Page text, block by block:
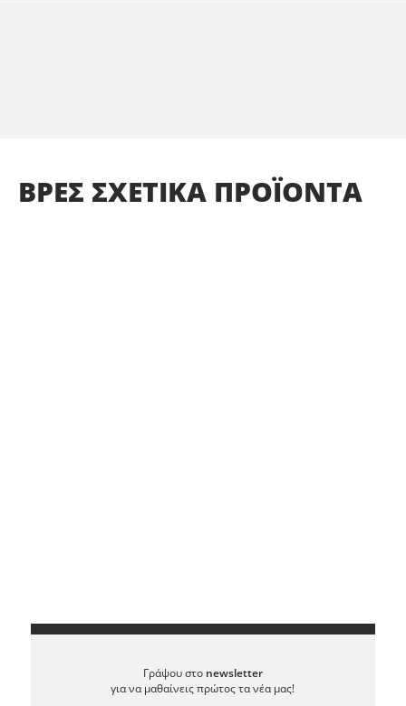
ΒΡΕΣ ΣΧΕΤΙΚΑ ΠΡΟΪΟΝΤΑ
Γράψου στο newsletter
για να μαθαίνεις πρώτος τα νέα μας!